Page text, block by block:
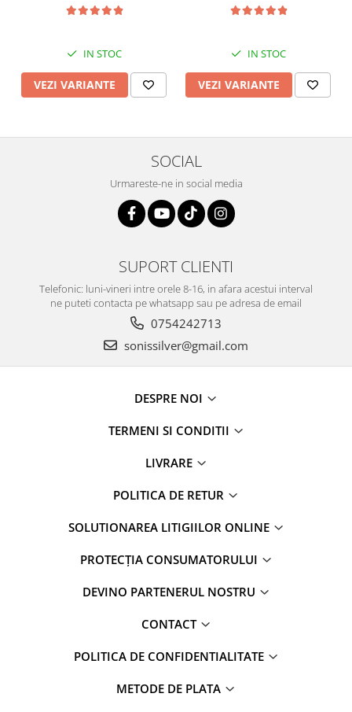
IN STOC
VEZI VARIANTE
IN STOC
VEZI VARIANTE
SOCIAL
Urmareste-ne in social media
SUPORT CLIENTI
Telefonic: luni-vineri intre orele 8-16, in afara acestui interval
ne puteti contacta pe whatsapp sau pe adresa de email
0754242713
sonissilver@gmail.com
DESPRE NOI
TERMENI SI CONDITII
LIVRARE
POLITICA DE RETUR
SOLUTIONAREA LITIGIILOR ONLINE
PROTECȚIA CONSUMATORULUI
DEVINO PARTENERUL NOSTRU
CONTACT
POLITICA DE CONFIDENTIALITATE
METODE DE PLATA